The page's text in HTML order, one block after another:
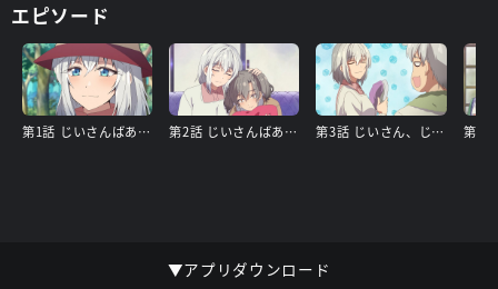
エピソード
第1話 じいさんばあさんと運動会 第2話 じいさんばあさんの子供たち 第3話 じいさん、じいさんに戻る
▼アプリダウンロード